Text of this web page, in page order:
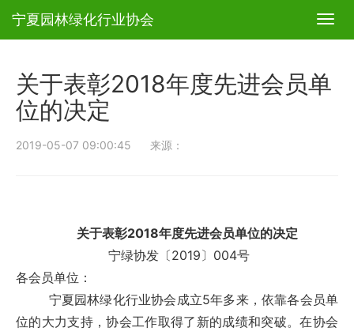
T
l
宁夏园林绿化行业协会
关于表彰2018年度先进会员单
位的决定
2019-05-07 09:00:45 来源：
关于表彰2018年度先进会员单位的决定
宁绿协发〔2019〕004号
各会员单位：
宁夏园林绿化行业协会成立5年多来，依靠各会员单
位的大力支持，协会工作取得了新的成绩和突破。在协会